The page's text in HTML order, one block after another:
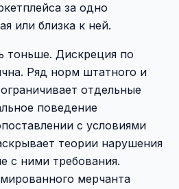
за одно
или близка к ней.
тоньше. Дискреция по
Ряд норм штатного и
отдельные
поведение
с условиями
теории нарушения
с ними требования.
мерчанта